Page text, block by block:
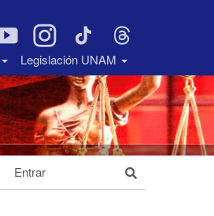
Legislación UNAM
Entrar